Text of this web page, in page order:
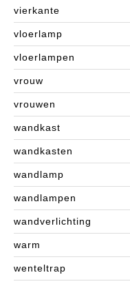
vierkante
vloerlamp
vloerlampen
vrouw
vrouwen
wandkast
wandkasten
wandlamp
wandlampen
wandverlichting
warm
wenteltrap